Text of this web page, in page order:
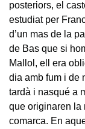
posteriors, el
estudiat per
d’un mas de la
de Bas que si
Mallol, ell era
dia amb fum i de
tardà i nasqué a
que originaren la
comarca. En